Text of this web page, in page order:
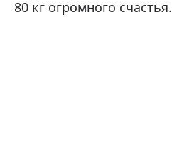
80 кг огромного счастья.